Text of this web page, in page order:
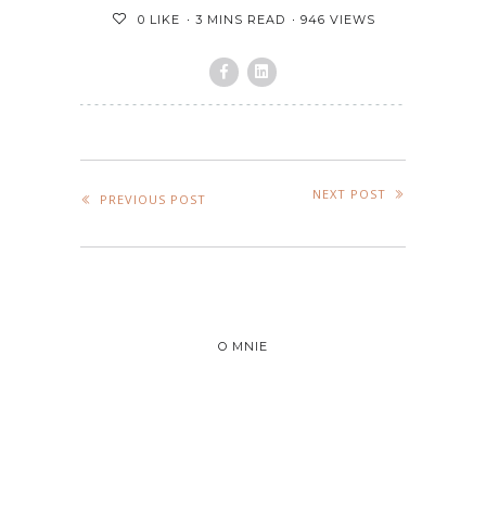
0 LIKE 3 MINS READ 946 VIEWS
PREVIOUS POST NEXT POST
O MNIE